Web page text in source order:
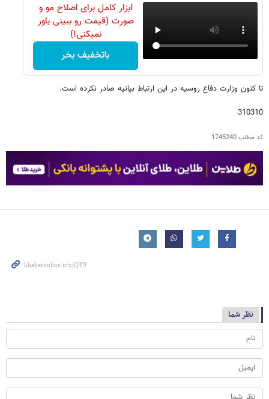
ابزار کامل برای اصلاح مو و
صورت (قیمت رو ببینی باور
نمیکنی!)
باتخفیف بخر
تا کنون وزارت دفاع روسیه در این ارتباط بیانیه صادر نکرده است.
310310
کد مطلب1745240
نظر شما